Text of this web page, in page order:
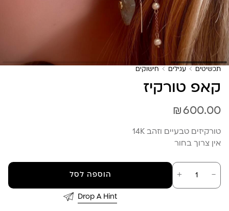
תכשיטים עגילים חישוקים
קאפ טורקיז
₪ 600.00
טורקיזים טבעיים וזהב 14K
אין צרוך בחור
－
כמות
של
קאפ
＋ הוספה לסל
Drop A Hint